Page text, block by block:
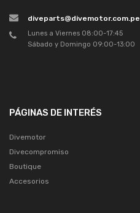
diveparts@divemotor.com.pe
Lunes a Viernes 08:00-17:45
Sábado y Domingo 09:00-13:00
PÁGINAS DE INTERÉS
Divemotor
Divecompromiso
Boutique
Accesorios